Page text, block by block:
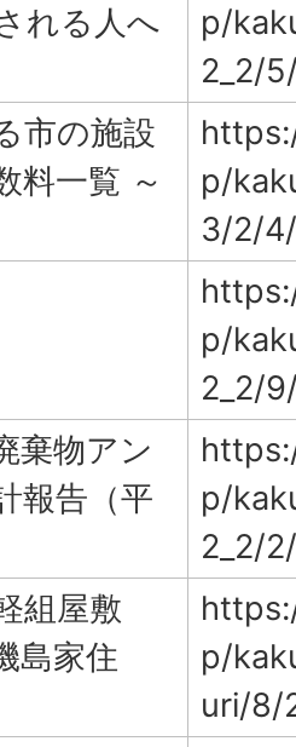
れる人へ
p/
2_2/
市の施設
料一覧 ～
p/
3/2/
p/
2_2/
棄物アン
報告（平
p/
2_2/
組屋敷
島家住
p/
uri/8/